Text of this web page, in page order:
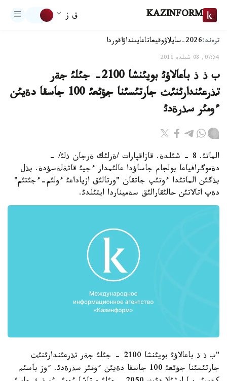
KAZINFORM ق ز
ترەند:2026-سايلاۋ وقيعاتاعايىنداۋاقوردا
07:54, 08 شىلدە 2011
ب ذ ذ باعالاؤئ بويئنشا 2100- جئلئ جةر
تذرعئندارئنئث جارتئسئنا جؤئعئ 100 جاسقا دةيئن
ءومئر سذرةدئ
الماتئ. 8 - شئلدة. قازاقپارات /ةرلئك ةرجان ذلئ/ -
دةموگرافياعا بولجام جاساؤدا عالئمدار ءجيئ قاتةلةسؤدة. بذل
بذگئن الماتئدا ءوتئپ جاتقان "ورتالئق ازياداعئ ءولئم-ءجئتئم"
دةپ اتالاتئن حالئقارالئق سةميناردا ايتئلدئ.
"ب ذ ذ باعالاؤئ بويئنشا 2100 - جئلئ جةر تذرعئندارئنئث
جارتئسئنا جؤئعئ 100 جاسقا دةيئن ءومئر سذرةدئ. ءوز باسئم